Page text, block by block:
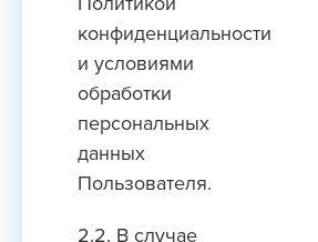
конфиденциальности
и условиями
обработки
персональных
данных
Пользователя.
2.2. В случае